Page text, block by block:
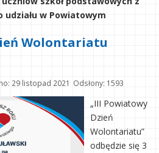
udziału w Powiatowym
Wolontariatu
29 listopad 2021 Odsłony: 1593
„III Powiatowy
Dzień
Wolontariatu”
odbędzie się 3